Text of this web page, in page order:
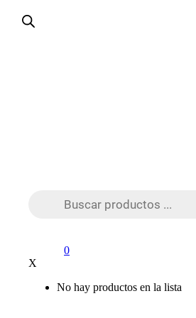
0
X
No hay productos en la lista